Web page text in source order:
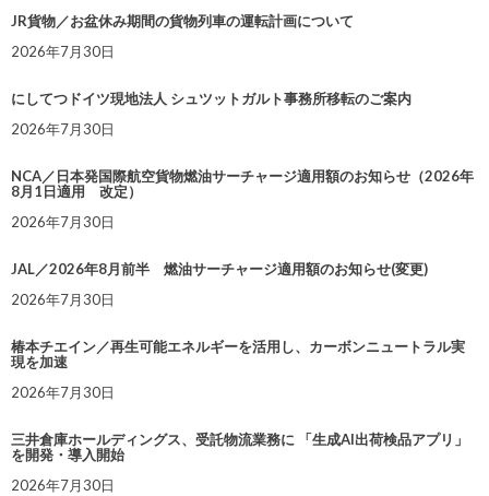
JR貨物／お盆休み期間の貨物列車の運転計画について
2026年7月30日
にしてつドイツ現地法人 シュツットガルト事務所移転のご案内
2026年7月30日
NCA／日本発国際航空貨物燃油サーチャージ適用額のお知らせ（2026年
8月1日適用 改定）
2026年7月30日
JAL／2026年8月前半 燃油サーチャージ適用額のお知らせ(変更)
2026年7月30日
椿本チエイン／再生可能エネルギーを活用し、カーボンニュートラル実
現を加速
2026年7月30日
三井倉庫ホールディングス、受託物流業務に 「生成AI出荷検品アプリ」
を開発・導入開始
2026年7月30日